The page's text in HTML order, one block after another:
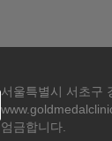
서울특별시 서초구
엄금합니다.